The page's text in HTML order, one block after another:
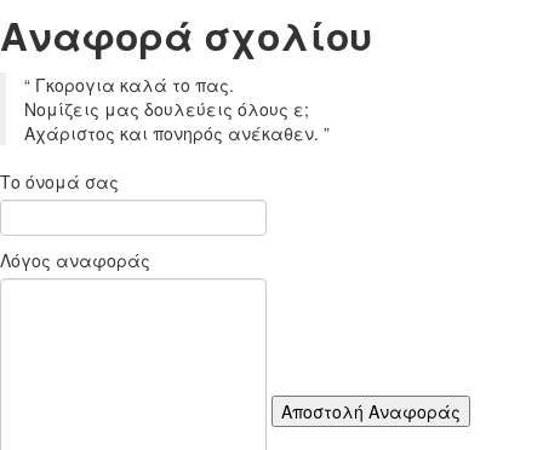
Aναφορά σχoλίου
“ Γκορογια καλά το πας.
Νομίζεις μας δουλεύεις όλους ε;
Αχάριστος και πονηρός ανέκαθεν. ”
Το όνομά σας
Λόγος αναφοράς
Αποστολή Αναφοράς